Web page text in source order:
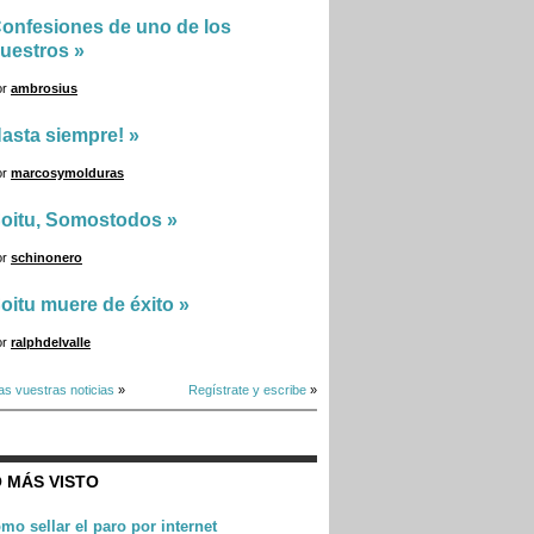
de uno de los
»
ambrosius
siempre! »
marcosymolduras
Somostodos »
schinonero
muere de éxito »
ralphdelvalle
vuestras noticias » Regístrate y escribe »
MÁS VISTO
sellar el paro por internet